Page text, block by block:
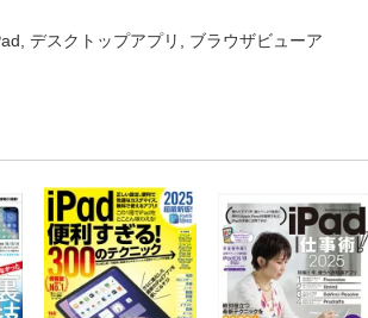
デスクトップアプリ, ブラウザビューア